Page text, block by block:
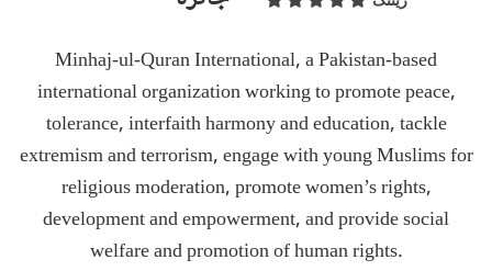
Minhaj-ul-Quran International, a Pakistan-based
international organization working to promote peace,
tolerance, interfaith harmony and education, tackle
extremism and terrorism, engage with young Muslims for
religious moderation, promote women’s rights,
development and empowerment, and provide social
welfare and promotion of human rights.